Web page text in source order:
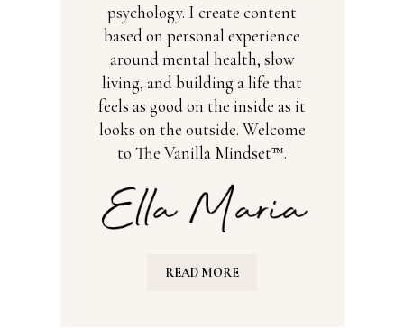
psychology. I create content
based on personal experience
around mental health, slow
living, and building a life that
feels as good on the inside as it
looks on the outside. Welcome
to The Vanilla Mindset™.
READ MORE